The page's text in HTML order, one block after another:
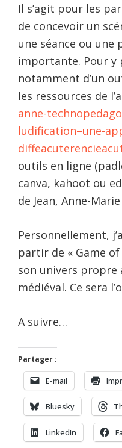
Il s’agit pour les
de concevoir un
une séance ou
importante. Pour y
notamment d’un
les ressources de
anne-
ludification–une-
outils en ligne
canva, kahoot ou
de Jean, Anne-
Personnellement,
partir de « Game
son univers propre
médiéval. Ce sera
A suivre…
Partager :
E-mail
Bluesky
LinkedIn